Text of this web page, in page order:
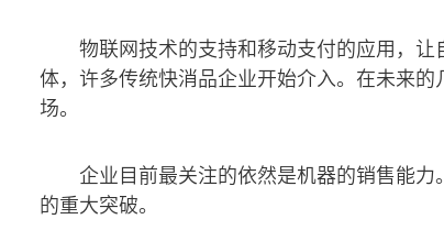
物联网技术的支持和移动支付的应用，
体，许多传统快消品企业开始介入。在未来
场。
企业目前最关注的依然是机器的销售能
的重大突破。